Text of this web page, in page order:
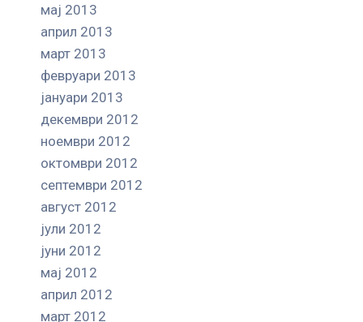
мај 2013
април 2013
март 2013
февруари 2013
јануари 2013
декември 2012
ноември 2012
октомври 2012
септември 2012
август 2012
јули 2012
јуни 2012
мај 2012
април 2012
март 2012